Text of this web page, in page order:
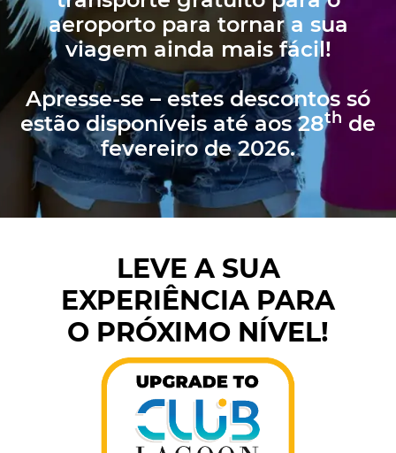
aeroporto para tornar a sua
viagem ainda mais fácil!
Apresse-se – estes descontos só
estão disponíveis até aos 28th de
fevereiro de 2026.
LEVE A SUA
EXPERIÊNCIA PARA
O PRÓXIMO NÍVEL!